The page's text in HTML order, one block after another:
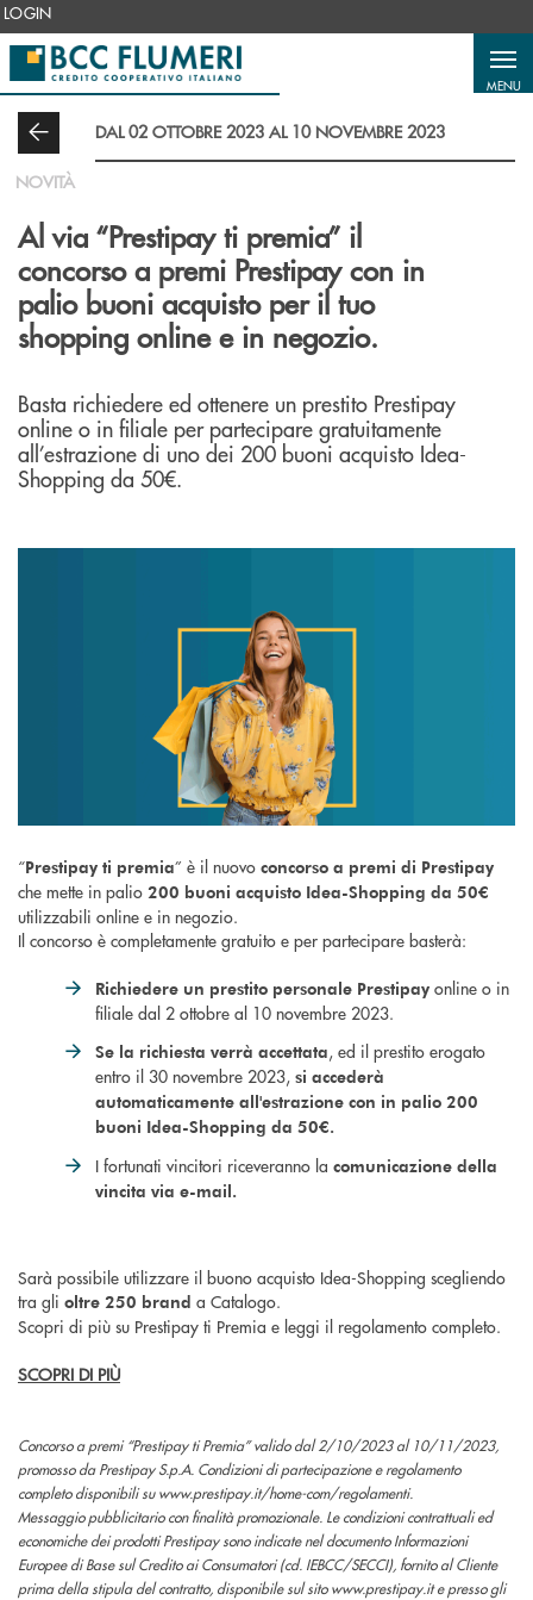
Salta al contenuto principale
LOGIN
MENU
DAL 02 OTTOBRE 2023 AL 10 NOVEMBRE 2023
NOVITÀ
Al via “Prestipay ti premia” il
concorso a premi Prestipay con in
palio buoni acquisto per il tuo
shopping online e in negozio.
Basta richiedere ed ottenere un prestito Prestipay
online o in filiale per partecipare gratuitamente
all’estrazione di uno dei 200 buoni acquisto Idea-
Shopping da 50€.
“Prestipay ti premia” è il nuovo concorso a premi di Prestipay
che mette in palio 200 buoni acquisto Idea-Shopping da 50€
utilizzabili online e in negozio.
Il concorso è completamente gratuito e per partecipare basterà:
Richiedere un prestito personale Prestipay online o in
filiale dal 2 ottobre al 10 novembre 2023.
Se la richiesta verrà accettata, ed il prestito erogato
entro il 30 novembre 2023, si accederà
automaticamente all'estrazione con in palio 200
buoni Idea-Shopping da 50€.
I fortunati vincitori riceveranno la comunicazione della
vincita via e-mail.
Sarà possibile utilizzare il buono acquisto Idea-Shopping scegliendo
tra gli oltre 250 brand a Catalogo.
Scopri di più su Prestipay ti Premia e leggi il regolamento completo.
SCOPRI DI PIÙ
Concorso a premi “Prestipay ti Premia” valido dal 2/10/2023 al 10/11/2023,
promosso da Prestipay S.p.A. Condizioni di partecipazione e regolamento
completo disponibili su www.prestipay.it/home-com/regolamenti.
Messaggio pubblicitario con finalità promozionale. Le condizioni contrattuali ed
economiche dei prodotti Prestipay sono indicate nel documento Informazioni
Europee di Base sul Credito ai Consumatori (cd. IEBCC/SECCI), fornito al Cliente
prima della stipula del contratto, disponibile sul sito www.prestipay.it e presso gli